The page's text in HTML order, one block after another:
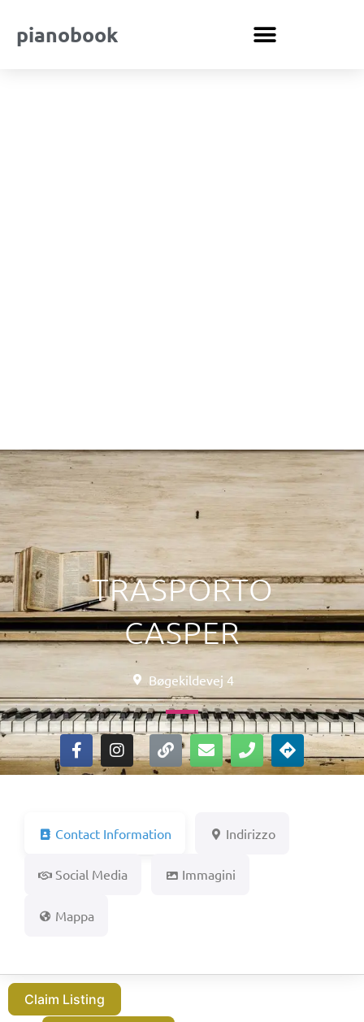
pianobook
TRASPORTO
CASPER
Bøgekildevej 4
Contact Information Indirizzo
Social Media Immagini
Mappa
Claim Listing